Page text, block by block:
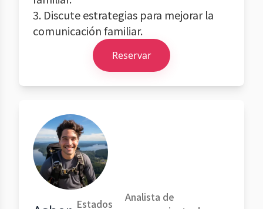
3. Discute estrategias para mejorar la
comunicación familiar.
Reservar
Estados
Analista de